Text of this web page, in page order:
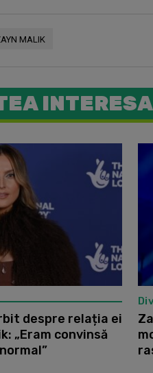
MALIK
INTERESA
despre relația ei
„Eram convinsă